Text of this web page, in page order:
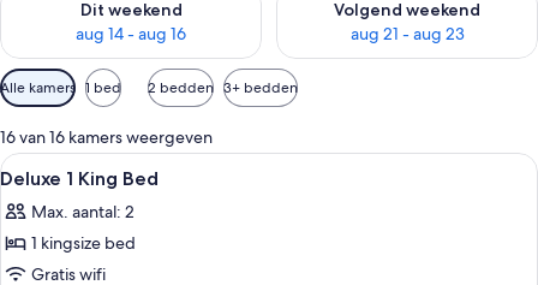
Dit weekend
aug 14 - aug 16
Volgend weekend
aug 21 - aug 23
Beschikbare
filters
voor
kamers
Alle kamers 1 bed 2 bedden 3+ bedden
16 van 16 kamers weergeven
Alle
foto's
voor
Deluxe
1
Hotelkamer met twee bedden, een
4
Deluxe 1 King Bed
Max. aantal: 2
1 kingsize bed
Gratis wifi